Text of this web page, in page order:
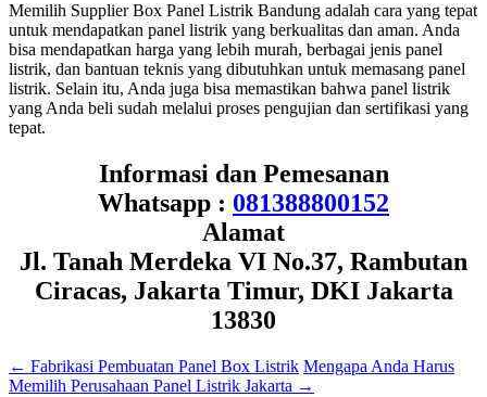
Memilih Supplier Box Panel Listrik Bandung adalah cara yang tepat
untuk mendapatkan panel listrik yang berkualitas dan aman. Anda
bisa mendapatkan harga yang lebih murah, berbagai jenis panel
listrik, dan bantuan teknis yang dibutuhkan untuk memasang panel
listrik. Selain itu, Anda juga bisa memastikan bahwa panel listrik
yang Anda beli sudah melalui proses pengujian dan sertifikasi yang
tepat.
Informasi dan Pemesanan
Whatsapp : 081388800152
Alamat
Jl. Tanah Merdeka VI No.37, Rambutan
Ciracas, Jakarta Timur, DKI Jakarta
13830
← Fabrikasi Pembuatan Panel Box Listrik Mengapa Anda Harus
Memilih Perusahaan Panel Listrik Jakarta →